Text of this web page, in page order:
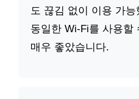
도 끊김 없이 이용 가
동일한 Wi-Fi를 사용할
매우 좋았습니다.